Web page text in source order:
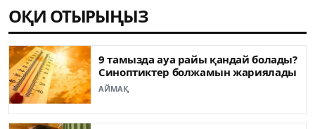
ОҚИ ОТЫРЫҢЫЗ
9 тамызда ауа райы қандай болады?
Синоптиктер болжамын жариялады
АЙМАҚ